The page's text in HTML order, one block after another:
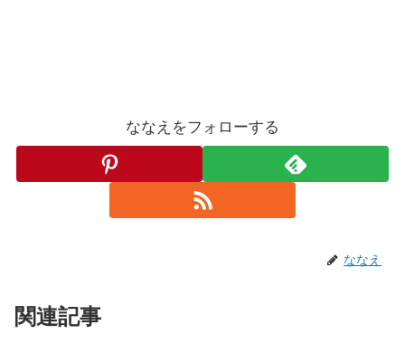
ななえをフォローする
ななえ
関連記事